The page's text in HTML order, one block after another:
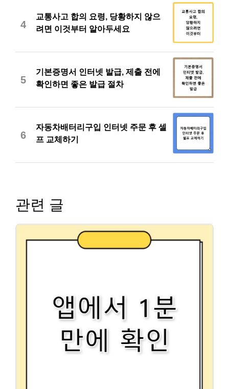
4
교통사고 합의 요령, 당황하지 않으
려면 이것부터 알아두세요
5
기본증명서 인터넷 발급, 제출 전에
확인하면 좋은 발급 절차
6
자동차배터리구입 인터넷 주문 후 셀
프 교체하기
관련 글